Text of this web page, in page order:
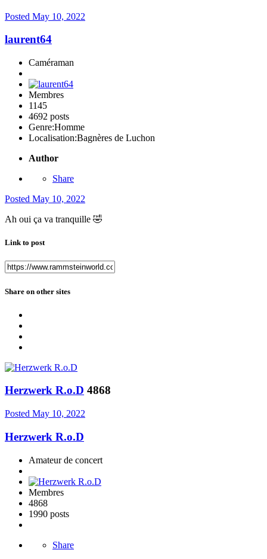
Posted May 10, 2022
laurent64
Caméraman
Membres
1145
4692 posts
Genre:Homme
Localisation:Bagnères de Luchon
Author
Share
Posted May 10, 2022
Ah oui ça va tranquille 🤣
Link to post
Share on other sites
Herzwerk R.o.D 4868
Posted May 10, 2022
Herzwerk R.o.D
Amateur de concert
Membres
4868
1990 posts
Share